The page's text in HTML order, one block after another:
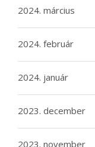
2024. március
2024. február
2024. január
2023. december
2023. november